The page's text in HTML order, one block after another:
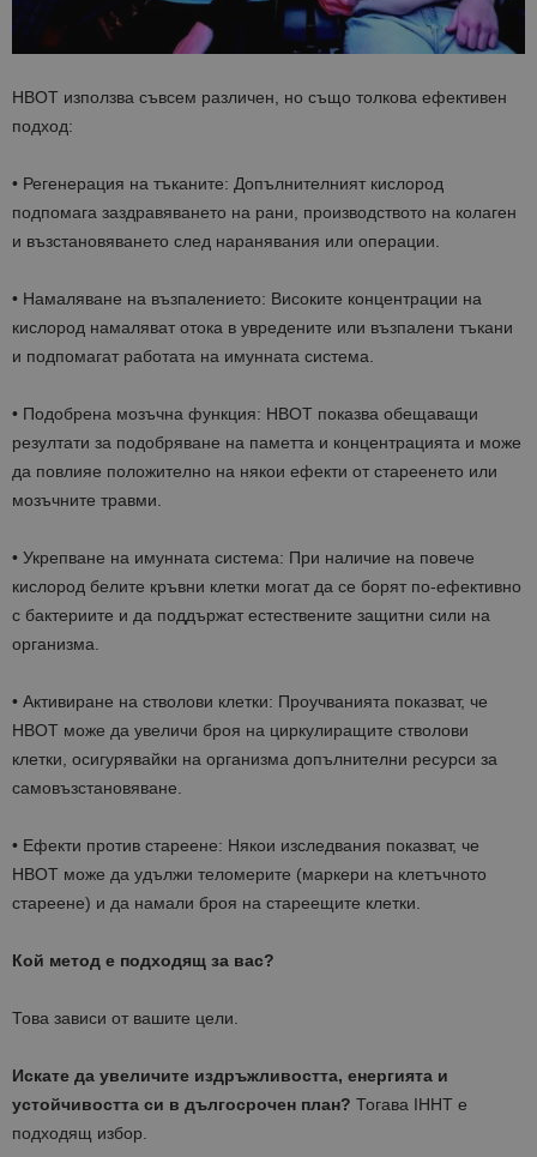
HBOT използва съвсем различен, но също толкова ефективен
подход:
• Регенерация на тъканите: Допълнителният кислород
подпомага заздравяването на рани, производството на колаген
и възстановяването след наранявания или операции.
• Намаляване на възпалението: Високите концентрации на
кислород намаляват отока в увредените или възпалени тъкани
и подпомагат работата на имунната система.
• Подобрена мозъчна функция: HBOT показва обещаващи
резултати за подобряване на паметта и концентрацията и може
да повлияе положително на някои ефекти от стареенето или
мозъчните травми.
• Укрепване на имунната система: При наличие на повече
кислород белите кръвни клетки могат да се борят по-ефективно
с бактериите и да поддържат естествените защитни сили на
организма.
• Активиране на стволови клетки: Проучванията показват, че
HBOT може да увеличи броя на циркулиращите стволови
клетки, осигурявайки на организма допълнителни ресурси за
самовъзстановяване.
• Ефекти против стареене: Някои изследвания показват, че
HBOT може да удължи теломерите (маркери на клетъчното
стареене) и да намали броя на стареещите клетки.
Кой метод е подходящ за вас?
Това зависи от вашите цели.
Искате да увеличите издръжливостта, енергията и
устойчивостта си в дългосрочен план? Тогава IHHT е
подходящ избор.